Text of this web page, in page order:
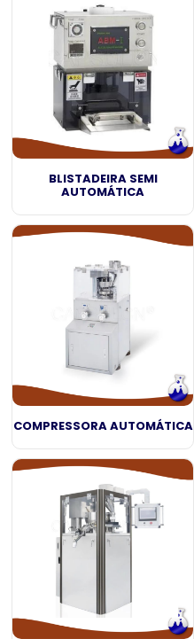
BLISTADEIRA SEMI
AUTOMÁTICA
COMPRESSORA AUTOMÁTICA